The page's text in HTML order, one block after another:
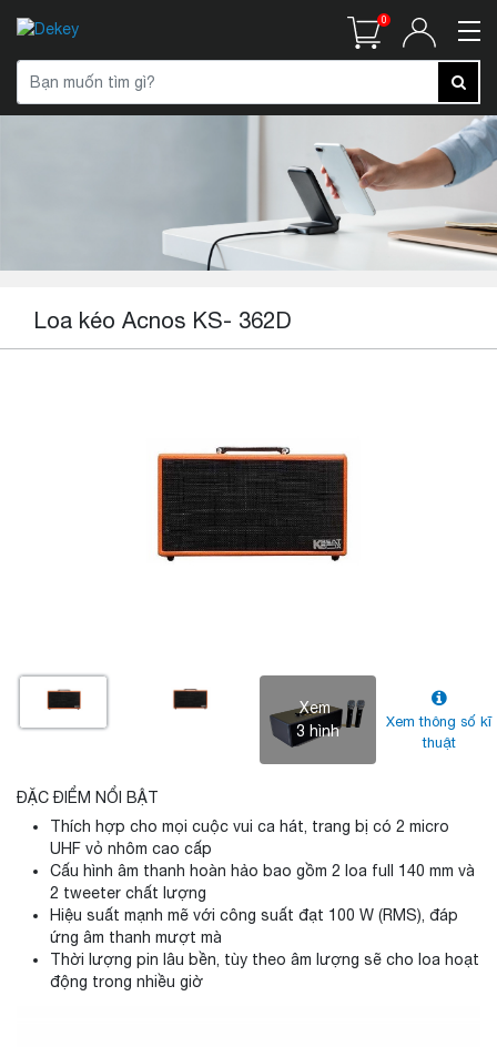
0
Loa kéo Acnos KS- 362D
Xem
3 hình
Xem thông số kĩ
thuật
ĐẶC ĐIỂM NỔI BẬT
Thích hợp cho mọi cuộc vui ca hát, trang bị có 2 micro
UHF vỏ nhôm cao cấp
Cấu hình âm thanh hoàn hảo bao gồm 2 loa full 140 mm và
2 tweeter chất lượng
Hiệu suất mạnh mẽ với công suất đạt 100 W (RMS), đáp
ứng âm thanh mượt mà
Thời lượng pin lâu bền, tùy theo âm lượng sẽ cho loa hoạt
động trong nhiều giờ